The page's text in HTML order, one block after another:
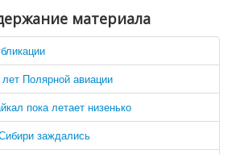
материала
Полярной авиации
пока летает низенько
заждались